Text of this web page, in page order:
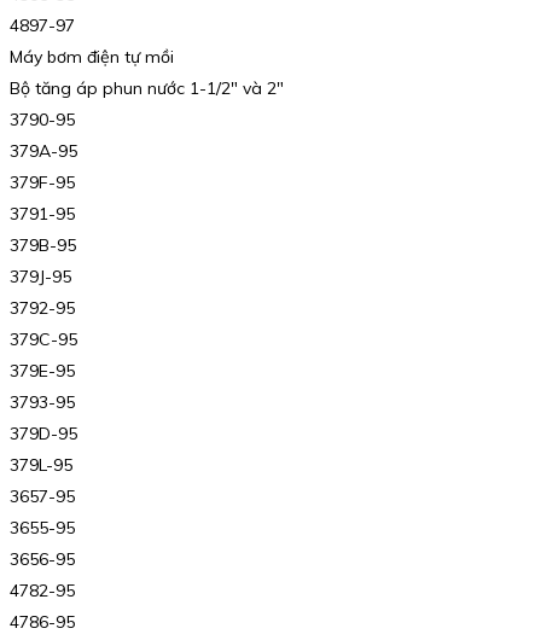
4897-97
Máy bơm điện tự mồi
Bộ tăng áp phun nước 1-1/2″ và 2″
3790-95
379A-95
379F-95
3791-95
379B-95
379J-95
3792-95
379C-95
379E-95
3793-95
379D-95
379L-95
3657-95
3655-95
3656-95
4782-95
4786-95